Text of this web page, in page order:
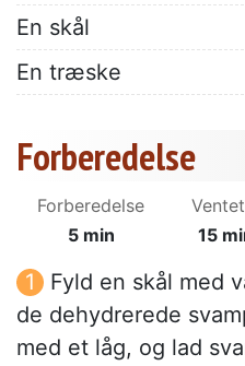
En skål
En træske
Forberedelse
Forberedelse
5 min
15
Fyld en skål med
de dehydrerede
med et låg, og lad